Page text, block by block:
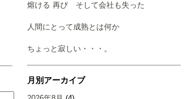
熔ける 再び そして会社も失った
人間にとって成熟とは何か
ちょっと寂しい・・・。
月別アーカイブ